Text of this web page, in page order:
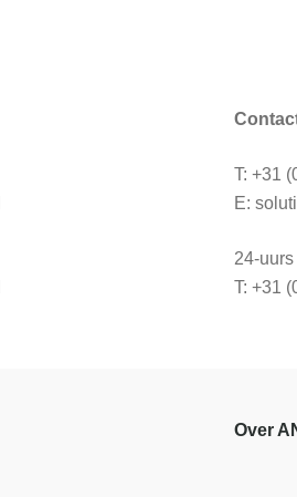
T: +31
E:
24-
T: +31
Over